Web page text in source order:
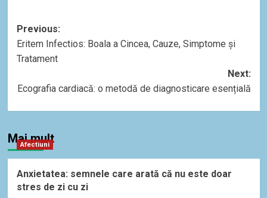
Post
navigation
Previous:
Eritem Infectios: Boala a Cincea, Cauze, Simptome și
Tratament
Next:
Ecografia cardiacă: o metodă de diagnosticare esențială
Mai mult
Afectiuni
Anxietatea: semnele care arată că nu este doar
stres de zi cu zi